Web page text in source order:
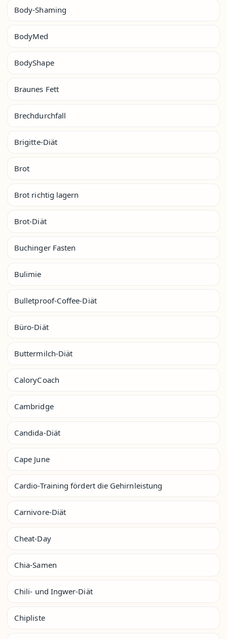
Body-Shaming
BodyMed
BodyShape
Braunes Fett
Brechdurchfall
Brigitte-Diät
Brot
Brot richtig lagern
Brot-Diät
Buchinger Fasten
Bulimie
Bulletproof-Coffee-Diät
Büro-Diät
Buttermilch-Diät
CaloryCoach
Cambridge
Candida-Diät
Cape June
Cardio-Training fördert die Gehirnleistung
Carnivore-Diät
Cheat-Day
Chia-Samen
Chili- und Ingwer-Diät
Chipliste